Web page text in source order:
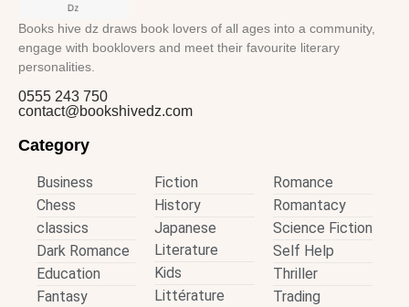
Books hive dz draws book lovers of all ages into a community,
engage with booklovers and meet their favourite literary
personalities.
0555 243 750
contact@bookshivedz.com
Category
Business
Chess
classics
Dark Romance
Education
Fantasy
Fiction
History
Japanese
Literature
Kids
Littérature
Romance
Romantacy
Science Fiction
Self Help
Thriller
Trading